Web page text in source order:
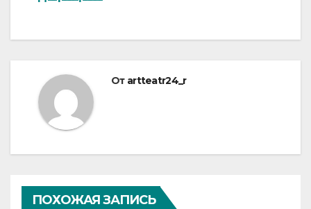
От artteatr24_r
ПОХОЖАЯ ЗАПИСЬ